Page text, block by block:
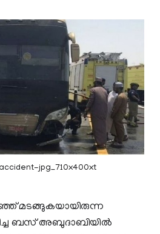
jpg_710x400xt
മടങ്ങുകയായിരുന്ന
ബസ് അബുദാബിയില്‍